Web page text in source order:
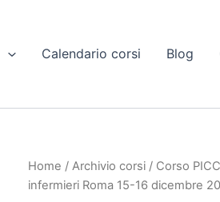
Calendario corsi Blog
Home / Archivio corsi / Corso
infermieri Roma 15-16 dicembre